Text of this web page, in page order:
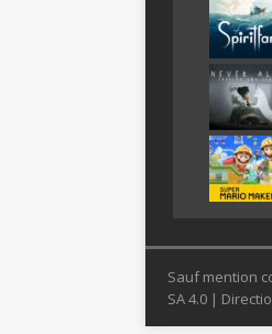
Sauf mention
SA 4.0 |